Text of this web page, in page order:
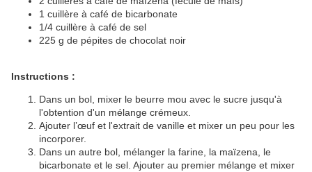
1 cuillère à café de bicarbonate
1/4 cuillère à café de sel
225 g de pépites de chocolat noir
Instructions :
Dans un bol, mixer le beurre mou avec le sucre jusqu'à
l'obtention d'un mélange crémeux.
Ajouter l’œuf et l'extrait de vanille et mixer un peu pour les
incorporer.
Dans un autre bol, mélanger la farine, la maïzena, le
bicarbonate et le sel. Ajouter au premier mélange et mixer